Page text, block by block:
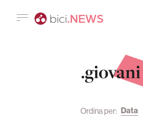
.giovani
Ordina per: Data